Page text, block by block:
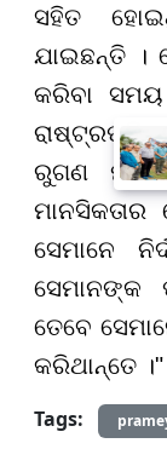
ସହିତ
ଯାଇଛନ୍ତି ।
କରିବା
ରାଷ୍ଟ୍ରପତି
ରୁଗଣ
ସେମାନେ
ସେମାନଙ୍କ
ତେବେ
କରିଥାନ୍ତେ ।"
Tags: